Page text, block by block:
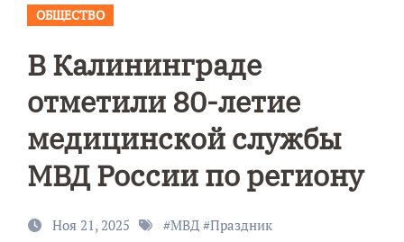
ОБЩЕСТВО
В Калининграде
отметили 80-летие
медицинской службы
МВД России по региону
Ноя 21, 2025 #МВД#Праздник